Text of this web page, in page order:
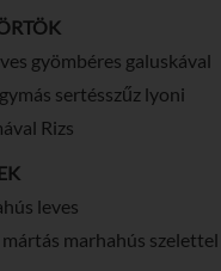
gyömbéres galuskával
sertésszűz lyoni
Rizs
leves
mártás marhahús szelettel